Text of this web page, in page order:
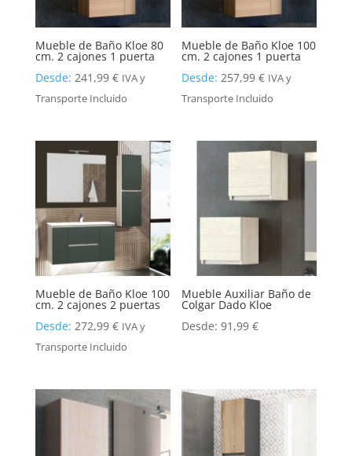
Mueble de Baño Kloe 80
cm. 2 cajones 1 puerta
Desde: 241,99 € IVA y
Transporte Incluido
Mueble de Baño Kloe 100
cm. 2 cajones 1 puerta
Desde:257,99€ IVA y
Transporte Incluido
Mueble de Baño Kloe 100
cm. 2 cajones 2 puertas
Desde: 272,99 € IVA y
Transporte Incluido
Mueble Auxiliar Baño de
Colgar Dado Kloe
Desde:91,99€